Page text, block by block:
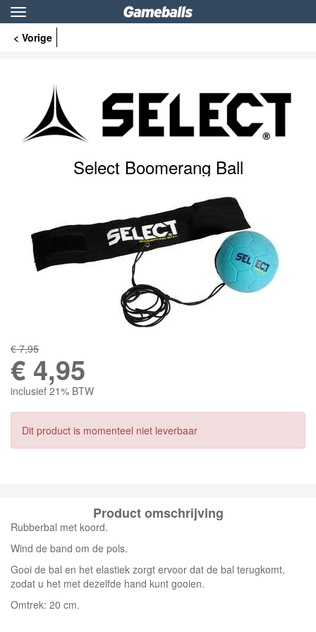
Toggle
navigation
< Vorige
Select Boomerang Ball
€ 7,95
€ 4,95
inclusief 21% BTW
Dit product is momenteel niet leverbaar
Product omschrijving
Rubberbal met koord.
Wind de band om de pols.
Gooi de bal en het elastiek zorgt ervoor dat de bal terugkomt,
zodat u het met dezelfde hand kunt gooien.
Omtrek: 20 cm.